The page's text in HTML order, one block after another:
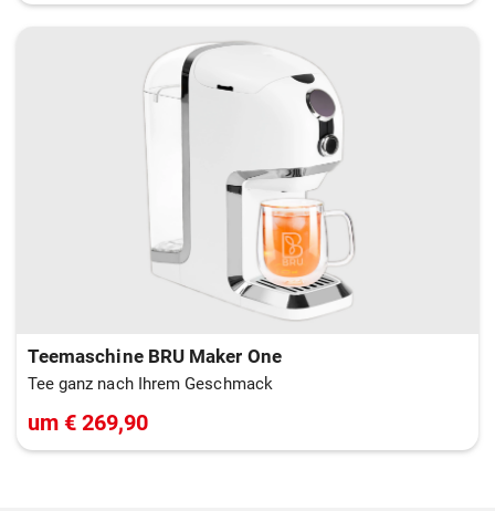
Teemaschine BRU Maker One
Tee ganz nach Ihrem Geschmack
um € 269,90